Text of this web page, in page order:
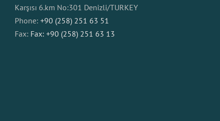
Karşısı 6.km No:301 Denizli/TURKEY
Phone: +90 (258) 251 63 51
Fax: Fax: +90 (258) 251 63 13